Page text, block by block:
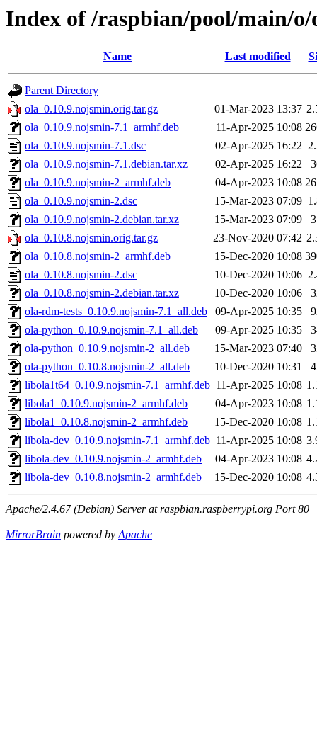
Index of /raspbian/pool/main/o/
Name Last modified
Parent Directory
ola_0.10.9.nojsmin.orig.tar.gz
01-Mar-2023 13:37
ola_0.10.9.nojsmin-7.1_armhf.deb
11-Apr-2025 10:08
ola_0.10.9.nojsmin-7.1.dsc
02-Apr-2025 16:22
ola_0.10.9.nojsmin-7.1.debian.tar.xz
02-Apr-2025 16:22
ola_0.10.9.nojsmin-2_armhf.deb
04-Apr-2023 10:08
ola_0.10.9.nojsmin-2.dsc
15-Mar-2023 07:09
ola_0.10.9.nojsmin-2.debian.tar.xz
15-Mar-2023 07:09
ola_0.10.8.nojsmin.orig.tar.gz
23-Nov-2020 07:42
ola_0.10.8.nojsmin-2_armhf.deb
15-Dec-2020 10:08
ola_0.10.8.nojsmin-2.dsc
10-Dec-2020 10:06
ola_0.10.8.nojsmin-2.debian.tar.xz
10-Dec-2020 10:06
ola-rdm-tests_0.10.9.nojsmin-7.1_all.deb
09-Apr-2025 10:35
ola-python_0.10.9.nojsmin-7.1_all.deb
09-Apr-2025 10:35
ola-python_0.10.9.nojsmin-2_all.deb
15-Mar-2023 07:40
ola-python_0.10.8.nojsmin-2_all.deb
10-Dec-2020 10:31
libola1t64_0.10.9.nojsmin-7.1_armhf.deb 11-Apr-2025 10:08
libola1_0.10.9.nojsmin-2_armhf.deb
04-Apr-2023 10:08
libola1_0.10.8.nojsmin-2_armhf.deb
15-Dec-2020 10:08
libola-dev_0.10.9.nojsmin-7.1_armhf.deb 11-Apr-2025 10:08
libola-dev_0.10.9.nojsmin-2_armhf.deb
04-Apr-2023 10:08
libola-dev_0.10.8.nojsmin-2_armhf.deb
15-Dec-2020 10:08
Apache/2.4.67 (Debian) Server at raspbian.raspberrypi.org Port 80
MirrorBrain powered byApache